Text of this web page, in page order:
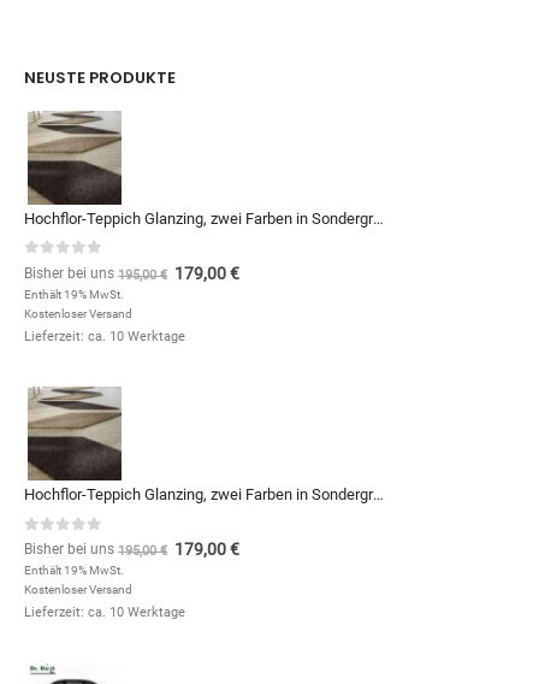
NEUSTE PRODUKTE
Hochflor-Teppich Glanzing, zwei Farben in Sondergrößen und Formen, zum Qm-Preis von (Kopie)
0 out of 5
Bisher bei uns 195,00€ 179,00€
Enthält 19% MwSt.
Kostenloser Versand
Lieferzeit: ca. 10 Werktage
Hochflor-Teppich Glanzing, zwei Farben in Sondergrößen und Formen, zum Qm-Preis von
0out of 5
Bisher bei uns 195,00€ 179,00€
Enthält 19% MwSt.
Kostenloser Versand
Lieferzeit: ca. 10 Werktage